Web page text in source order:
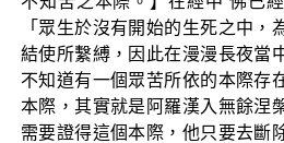
「眾生於沒有開始的生死之中，
結使所繫縛，因此在漫漫長夜當
不知道有一個眾苦所依的本際存
本際，其實就是阿羅漢入無餘涅
需要證得這個本際，他只要去斷